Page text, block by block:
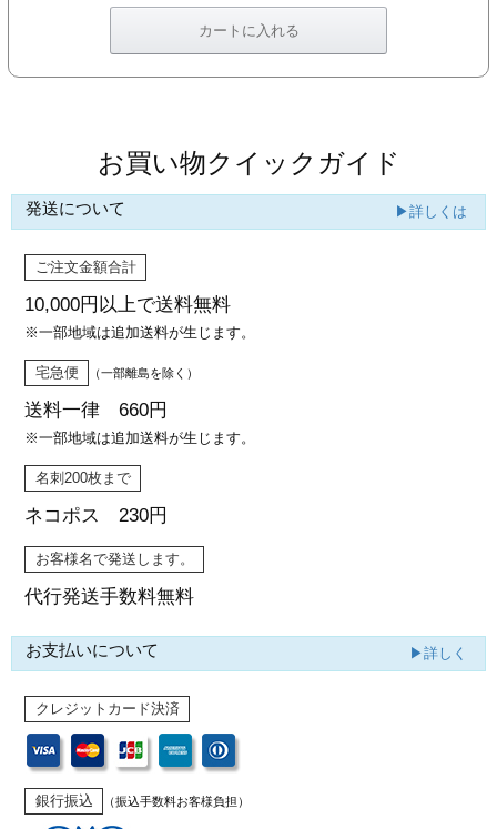
お買い物クイックガイド
発送について ▶詳しくは
ご注文金額合計
10,000円以上で送料無料
※一部地域は追加送料が生じます。
宅急便 （一部離島を除く）
送料一律 660円
※一部地域は追加送料が生じます。
名刺200枚まで
ネコポス 230円
お客様名で発送します。
代行発送手数料無料
お支払いについて ▶詳しく
クレジットカード決済
銀行振込 （振込手数料お客様負担）